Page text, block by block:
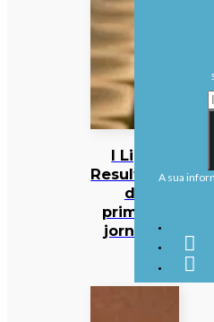
I Liga:
Resultados
da
primeira
jornada
A sua